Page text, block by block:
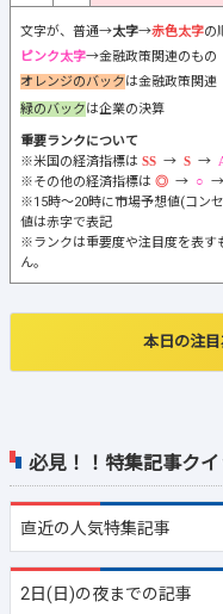
必見！！特集記事ク
直近の人気特集記事
2日(日)の夜までの記事
文字が、普通→太字→赤色太字の
ピンク太字→金融政策関連のもの
オレンジのバックは金融政策関連
緑のバックは企業の決算
重要ランクについて
※米国の経済指標は
→ →
※その他の経済指標は
→ →
※15時～20時に市場予想値(コン
値は赤字で表記
※ランクは重要度や注目度を表す
ん。
本日の注